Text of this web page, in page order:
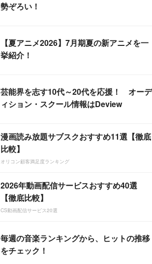
勢ぞろい！
【夏アニメ2026】7月期夏の新アニメを一
挙紹介！
芸能界を志す10代～20代を応援！ オーデ
ィション・スクール情報はDeview
漫画読み放題サブスクおすすめ11選【徹底
比較】
オリコン顧客満足度ランキング
2026年動画配信サービスおすすめ40選
【徹底比較】
CS動画配信サービス20選
毎週の音楽ランキングから、ヒットの推移
をチェック！